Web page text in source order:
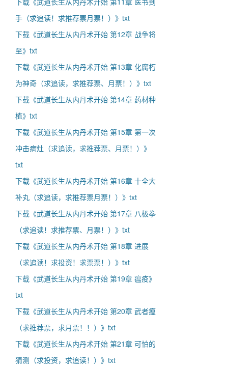
手（求追读！求推荐票月票！）》txt
下载《武道长生从内丹术开始 第12章 战争将
至》txt
下载《武道长生从内丹术开始 第13章 化腐朽
为神奇（求追读，求推荐票、月票！）》txt
下载《武道长生从内丹术开始 第14章 药材种
植》txt
下载《武道长生从内丹术开始 第15章 第一次
冲击病灶（求追读，求推荐票、月票！）》
txt
下载《武道长生从内丹术开始 第16章 十全大
补丸（求追读，求推荐票月票！）》txt
下载《武道长生从内丹术开始 第17章 八极拳
（求追读！求推荐票、月票！）》txt
下载《武道长生从内丹术开始 第18章 进展
（求追读！求投资！求票票！）》txt
下载《武道长生从内丹术开始 第19章 瘟疫》
txt
下载《武道长生从内丹术开始 第20章 武者瘟
（求推荐票，求月票！！）》txt
下载《武道长生从内丹术开始 第21章 可怕的
猜测（求投资，求追读！）》txt